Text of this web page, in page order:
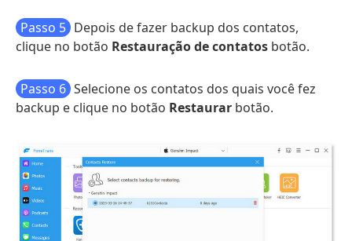
Passo 5 Depois de fazer backup dos contatos,
clique no botão Restauração de contatos botão.
Passo 6 Selecione os contatos dos quais você fez
backup e clique no botão Restaurar botão.